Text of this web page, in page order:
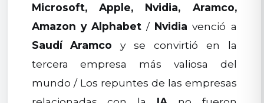
Microsoft, Apple, Nvidia, Aramco,
Amazon y Alphabet/ Nvidia venció a
Saudí Aramco y se convirtió en la
tercera empresa más valiosa del
mundo / Los repuntes de las empresas